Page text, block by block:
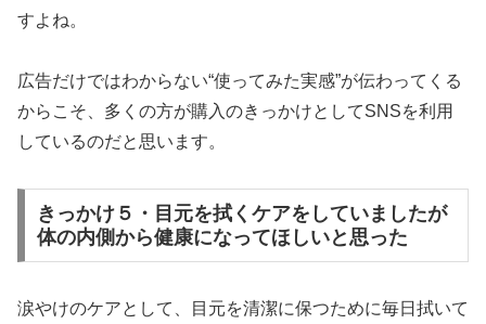
すよね。
広告だけではわからない“使ってみた実感”が伝わってくる
からこそ、多くの方が購入のきっかけとしてSNSを利用
しているのだと思います。
きっかけ５・目元を拭くケアをしていましたが
体の内側から健康になってほしいと思った
涙やけのケアとして、目元を清潔に保つために毎日拭いて